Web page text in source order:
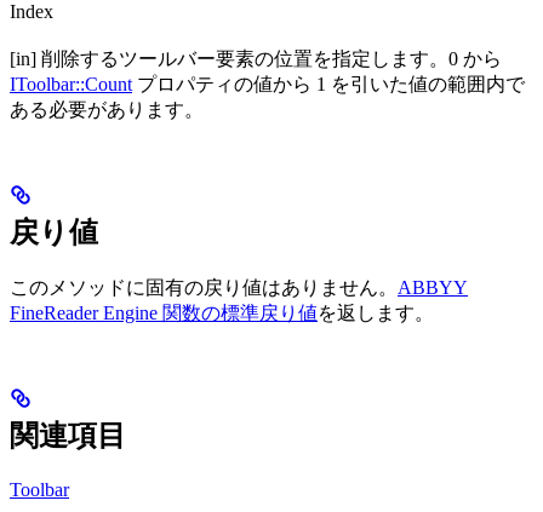
Index
[in] 削除するツールバー要素の位置を指定します。0 から
IToolbar::Count プロパティの値から 1 を引いた値の範囲内で
ある必要があります。
戻り値
このメソッドに固有の戻り値はありません。 ABBYY
FineReader Engine 関数の標準戻り値を返します。
関連項目
Toolbar